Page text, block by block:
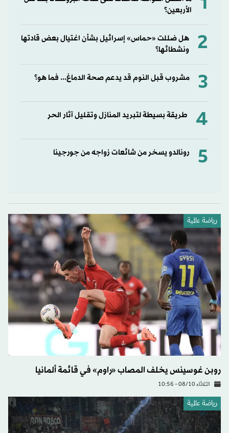
الأربعين؟
2
هل ضللت «حماس» إسرائيل بشأن اغتيال بعض قادتها
ونشطائها؟
3 مشروب قبل النوم قد يدعم صحة الدماغ... فما هو؟
4 طريقة بسيطة لتبريد المنازل وتقليل آثار الحر
5 رونالدو يسخر من شائعات زواجه من جورجينا
رياضة عالمية
روبن غوسينس يخلف المصاب «راوم» في قائمة ألمانيا
الثلاثاء 08/10 - 10:56
رياضة عالمية